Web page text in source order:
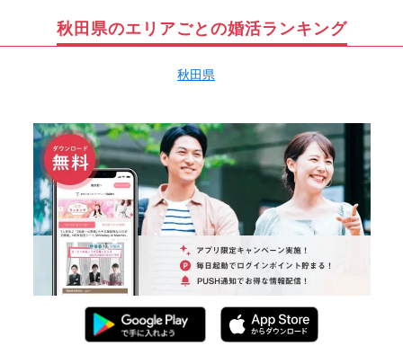
秋田県のエリアごとの婚活ランキング
秋田県